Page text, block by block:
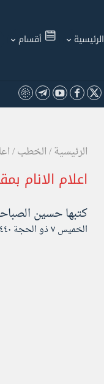
الرئيسية أقسام
الرئيسية/الخطب/
اعلام الانام
كتبهاحسين
الخميس ۷ ذو الحجة ۱٤٤۰ هـ الموافق ۸ أغسطس ۲۰۱۹ مـ |